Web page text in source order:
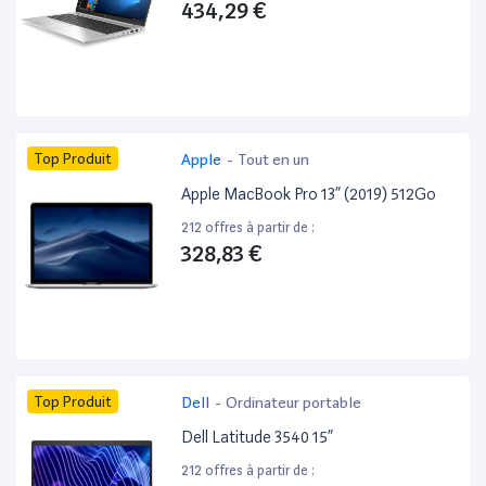
434,29 €
Top Produit Apple - Tout en un
Apple MacBook Pro 13” (2019) 512Go
212 offres à partir de :
328,83 €
Top Produit Dell - Ordinateur portable
Dell Latitude 3540 15”
212 offres à partir de :